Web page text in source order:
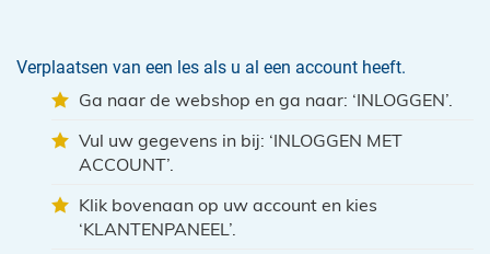
Verplaatsen van een les als u al een account heeft.
Ga naar de webshop en ga naar: ‘INLOGGEN’.
Vul uw gegevens in bij: ‘INLOGGEN MET
ACCOUNT’.
Klik bovenaan op uw account en kies
‘KLANTENPANEEL’.